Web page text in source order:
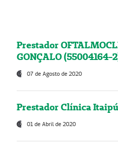
Prestador
GONÇALO (55004164-
07 de Agosto de 2020
Prestador Clínica
01 de Abril de 2020